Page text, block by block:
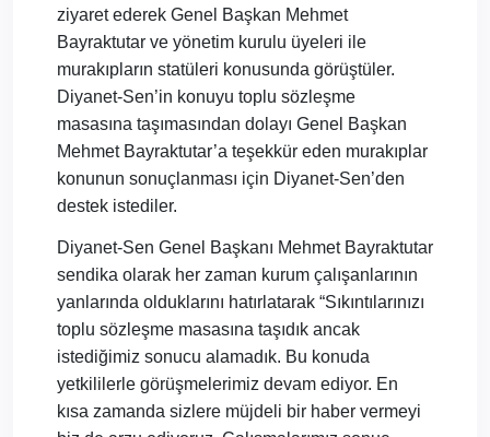
ziyaret ederek Genel Başkan Mehmet
Bayraktutar ve yönetim kurulu üyeleri ile
murakıpların statüleri konusunda görüştüler.
Diyanet-Sen’in konuyu toplu sözleşme
masasına taşımasından dolayı Genel Başkan
Mehmet Bayraktutar’a teşekkür eden murakıplar
konunun sonuçlanması için Diyanet-Sen’den
destek istediler.
Diyanet-Sen Genel Başkanı Mehmet Bayraktutar
sendika olarak her zaman kurum çalışanlarının
yanlarında olduklarını hatırlatarak “Sıkıntılarınızı
toplu sözleşme masasına taşıdık ancak
istediğimiz sonucu alamadık. Bu konuda
yetkililerle görüşmelerimiz devam ediyor. En
kısa zamanda sizlere müjdeli bir haber vermeyi